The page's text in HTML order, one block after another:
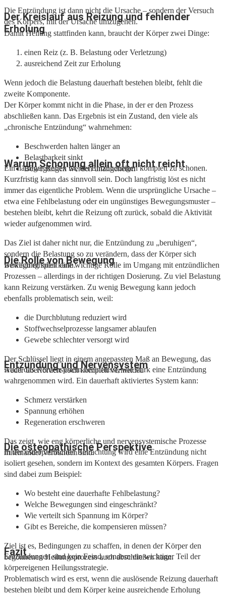
Die Entzündung ist dann nicht die Ursache – sondern der Versuch
des Körpers, mit der Ursache umzugehen.
Der Kreislauf aus Reizung und fehlender
Erholung
Damit Heilung stattfinden kann, braucht der Körper zwei Dinge:
einen Reiz (z. B. Belastung oder Verletzung)
ausreichend Zeit zur Erholung
Wenn jedoch die Belastung dauerhaft bestehen bleibt, fehlt die
zweite Komponente.
Der Körper kommt nicht in die Phase, in der er den Prozess
abschließen kann. Das Ergebnis ist ein Zustand, den viele als
„chronische Entzündung“ wahrnehmen:
Beschwerden halten länger an
Belastbarkeit sinkt
Bewegungen werden unangenehm
Warum Schonung allein oft nicht reicht
Ein häufiger Reflex ist, bei Entzündungen komplett zu schonen.
Kurzfristig kann das sinnvoll sein. Doch langfristig löst es nicht
immer das eigentliche Problem. Wenn die ursprüngliche Ursache –
etwa eine Fehlbelastung oder ein ungünstiges Bewegungsmuster –
bestehen bleibt, kehrt die Reizung oft zurück, sobald die Aktivität
wieder aufgenommen wird.
Das Ziel ist daher nicht nur, die Entzündung zu „beruhigen“,
sondern die Belastung so zu verändern, dass der Körper sich
wirklich erholen kann.
Die Rolle von Bewegung
Bewegung spielt eine wichtige Rolle im Umgang mit entzündlichen
Prozessen – allerdings in der richtigen Dosierung. Zu viel Belastung
kann Reizung verstärken. Zu wenig Bewegung kann jedoch
ebenfalls problematisch sein, weil:
die Durchblutung reduziert wird
Stoffwechselprozesse langsamer ablaufen
Gewebe schlechter versorgt wird
Der Schlüssel liegt in einem angepassten Maß an Bewegung, das
weder überfordert noch komplett vermeidet.
Entzündung und Nervensystem
Auch das Nervensystem beeinflusst, wie stark eine Entzündung
wahrgenommen wird. Ein dauerhaft aktiviertes System kann:
Schmerz verstärken
Spannung erhöhen
Regeneration erschweren
Das zeigt, wie eng körperliche und nervensystemische Prozesse
miteinander verbunden sind.
Die osteopathische Perspektive
In der osteopathischen Betrachtung wird eine Entzündung nicht
isoliert gesehen, sondern im Kontext des gesamten Körpers. Fragen
sind dabei zum Beispiel:
Wo besteht eine dauerhafte Fehlbelastung?
Welche Bewegungen sind eingeschränkt?
Wie verteilt sich Spannung im Körper?
Gibt es Bereiche, die kompensieren müssen?
Ziel ist es, Bedingungen zu schaffen, in denen der Körper den
begonnenen Heilungsprozess auch abschließen kann.
Fazit
Entzündungen sind kein Feind, sondern ein wichtiger Teil der
körpereigenen Heilungsstrategie.
Problematisch wird es erst, wenn die auslösende Reizung dauerhaft
bestehen bleibt und dem Körper keine ausreichende Erholung